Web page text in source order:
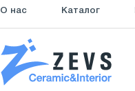
О нас Каталог